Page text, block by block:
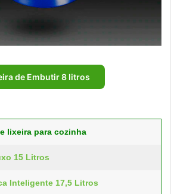
de Embutir 8 litros
lixeira para cozinha
15 Litros
Inteligente 17,5 Litros